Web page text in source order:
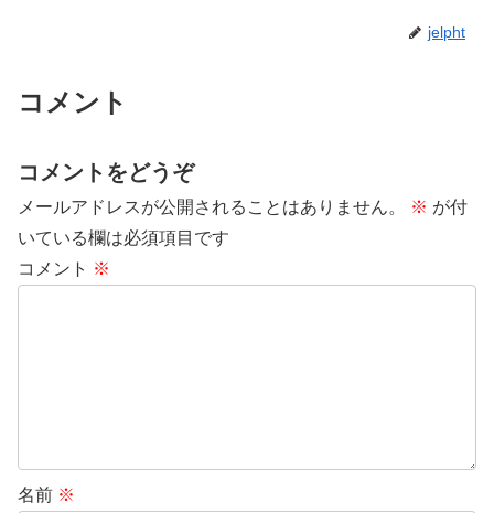
jelpht
コメント
コメントをどうぞ
メールアドレスが公開されることはありません。 ※ が付
いている欄は必須項目です
コメント ※
名前 ※